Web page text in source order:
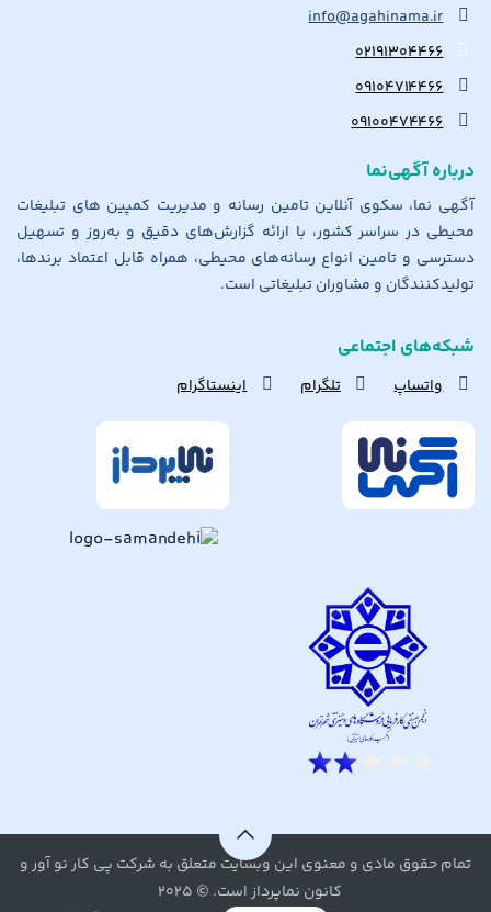
info@agahinama.ir
۰۲۱۹۱۳۰۴۴۶۶
۰۹۱۰۴۷۱۴۴۶۶
۰۹۱۰۰۴۷۴۴۶۶
درباره آگهی‌نما
آگهی نما، سکوی آنلاین تامین رسانه و مدیریت کمپین های تبلیغات
محیطی در سراسر کشور، با ارائه گزارش‌های دقیق و به‌روز و تسهیل
دسترسی و تامین انواع رسانه‌های محیطی، همراه قابل اعتماد برندها،
تولیدکنندگان و مشاوران تبلیغاتی است.
شبکه‌های اجتماعی
واتساپ تلگرام اینستاگرام
تمام حقوق مادی و معنوی این وبسایت متعلق به شرکت پی کار نو آور و
کانون نماپرداز است. © ۲۰۲۵